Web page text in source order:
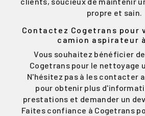
propre et sain.
Contactez Cogetrans pour
camion aspirateur
Vous souhaitez bénéficier
Cogetrans pour le nettoyage
N'hésitez pas à les contacter
pour obtenir plus
prestations et demander un
Faites confiance à Cogetrans